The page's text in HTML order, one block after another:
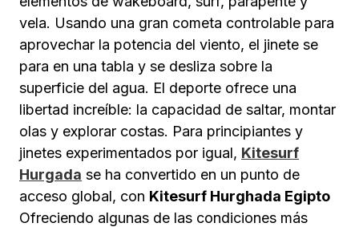
vela. Usando una gran cometa controlable para
aprovechar la potencia del viento, el jinete se
para en una tabla y se desliza sobre la
superficie del agua. El deporte ofrece una
libertad increíble: la capacidad de saltar, montar
olas y explorar costas. Para principiantes y
jinetes experimentados por igual, Kitesurf
Hurgada se ha convertido en un punto de
acceso global, con Kitesurf Hurghada Egipto
Ofreciendo algunas de las condiciones más